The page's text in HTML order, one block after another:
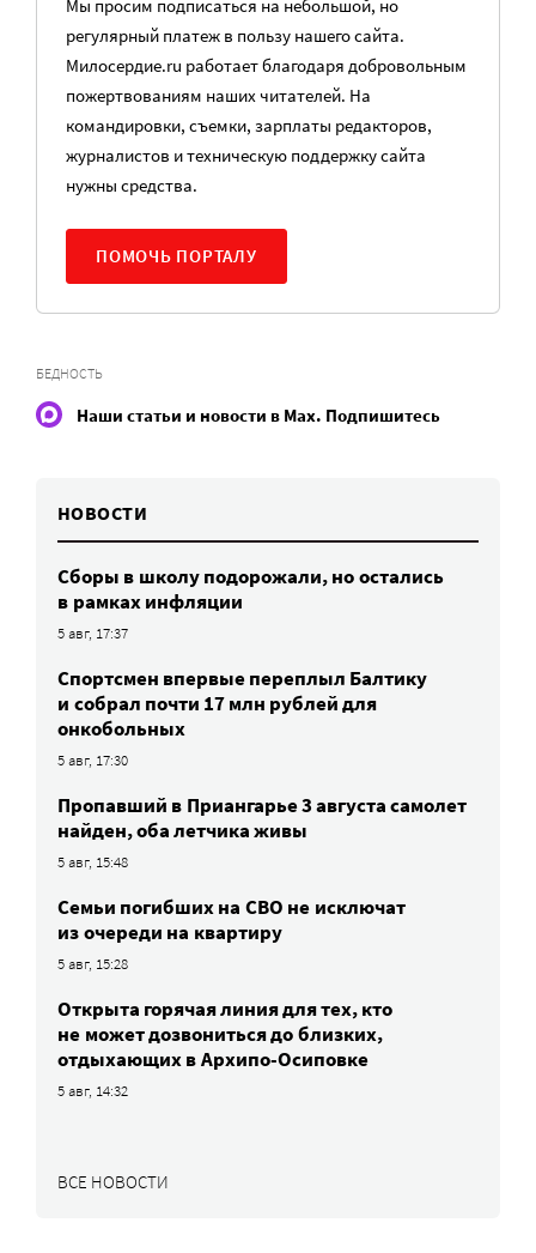
Мы просим подписаться на небольшой, но
регулярный платеж в пользу нашего сайта.
Милосердие.ru работает благодаря добровольным
пожертвованиям наших читателей. На
командировки, съемки, зарплаты редакторов,
журналистов и техническую поддержку сайта
нужны средства.
ПОМОЧЬ ПОРТАЛУ
БЕДНОСТЬ
Наши статьи и новости в Max. Подпишитесь
НОВОСТИ
Сборы в школу подорожали, но остались
в рамках инфляции
5 авг, 17:37
Спортсмен впервые переплыл Балтику
и собрал почти 17 млн рублей для
онкобольных
5 авг, 17:30
Пропавший в Приангарье 3 августа самолет
найден, оба летчика живы
5 авг, 15:48
Семьи погибших на СВО не исключат
из очереди на квартиру
5 авг, 15:28
Открыта горячая линия для тех, кто
не может дозвониться до близких,
отдыхающих в Архипо-Осиповке
5 авг, 14:32
ВСЕ НОВОСТИ